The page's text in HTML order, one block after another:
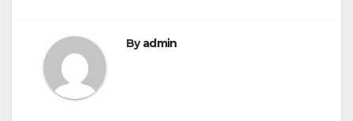
Byadmin